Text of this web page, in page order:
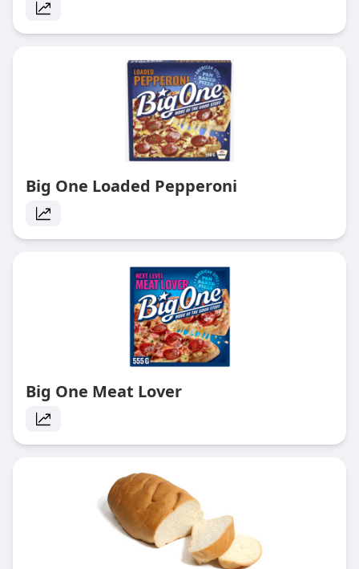
Big One Loaded Pepperoni
Big One Meat Lover